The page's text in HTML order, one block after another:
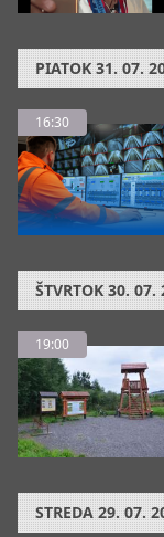
PIATOK 31. 07.
16:30
ŠTVRTOK 30. 07.
19:00
STREDA 29. 07.